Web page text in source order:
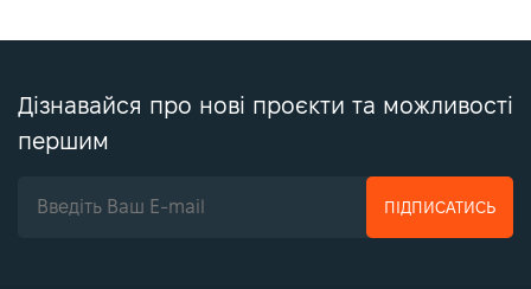
Дізнавайся про нові проєкти та можливості
першим
ПІДПИСАТИСЬ